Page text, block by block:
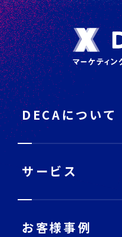
フ
ッ
タ
ー
サ
イ
ト
内
DECAについて
サービス
サービストップ
お客様事例